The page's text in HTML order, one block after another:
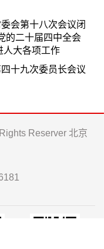
会第十八次会议闭
的二十届四中全会
人大各项工作
十九次委员长会议
Reserver 北京